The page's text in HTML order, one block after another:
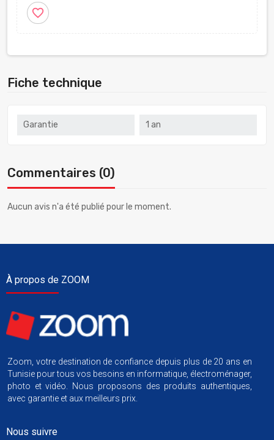
favorite_border
Fiche technique
Garantie 1 an
Commentaires (0)
Aucun avis n'a été publié pour le moment.
À propos de ZOOM
Zoom, votre destination de confiance depuis plus de 20 ans en
Tunisie pour tous vos besoins en informatique, électroménager,
photo et vidéo. Nous proposons des produits authentiques,
avec garantie et aux meilleurs prix.
Nous suivre